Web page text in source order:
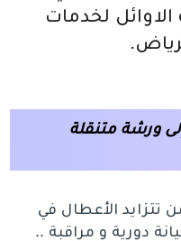
لخدمات
ورشة متنقلة
تتزايد الأعطال في
دورية و مراقبة ..